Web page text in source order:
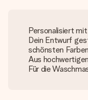
Personalisiert
Dein Entwurf
schönsten Farben
Aus
Für die